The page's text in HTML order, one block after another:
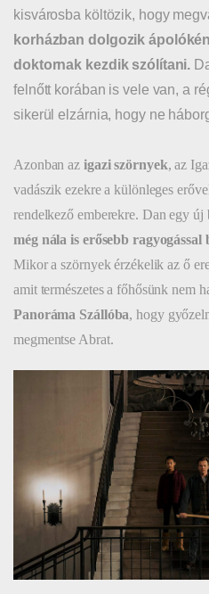
kisvárosba költözik, hogy
korházban dolgozik
doktornak kezdik szólítani.
felnőtt korában is vele van, a
sikerül elzárnia, hogy ne
Azonban az igazi szörnyek, az
vadászik ezekre a különleges
rendelkező emberekre. Dan egy új
még nála is erősebb
Mikor a szörnyek érzékelik az ő
amit természetes a főhősünk nem
Panoráma Szállóba, hogy
megmentse Abrat.